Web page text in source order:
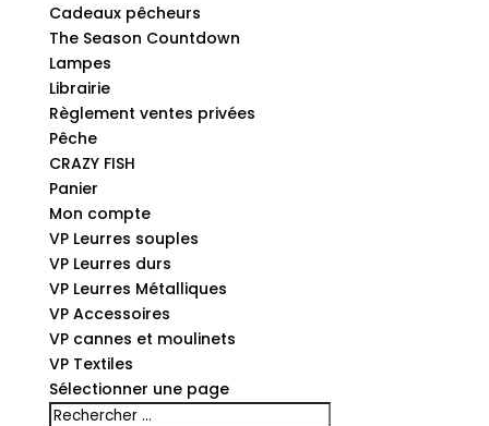
Cadeaux pêcheurs
The Season Countdown
Lampes
Librairie
Règlement ventes privées
Pêche
CRAZY FISH
Panier
Mon compte
VP Leurres souples
VP Leurres durs
VP Leurres Métalliques
VP Accessoires
VP cannes et moulinets
VP Textiles
Sélectionner une page